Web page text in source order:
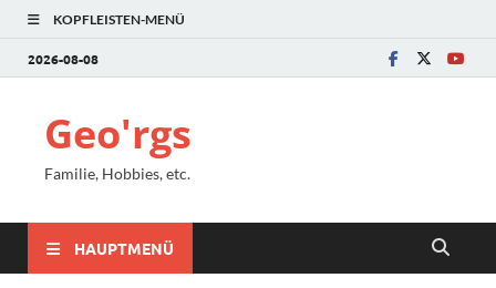
KOPFLEISTEN-MENÜ
2026-08-08
Geo'rgs
Familie, Hobbies, etc.
HAUPTMENÜ